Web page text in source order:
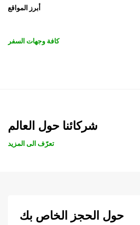
أبرز المواقع
كافة وجهات السفر
شركائنا حول العالم
تعرّف الى المزيد
حول الحجز الخاص بك